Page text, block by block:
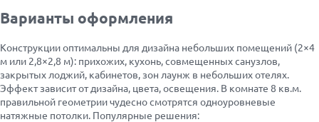
Варианты оформления
Конструкции оптимальны для дизайна небольших помещений (2×4
м или 2,8×2,8 м): прихожих, кухонь, совмещенных санузлов,
закрытых лоджий, кабинетов, зон лаунж в небольших отелях.
Эффект зависит от дизайна, цвета, освещения. В комнате 8 кв.м.
правильной геометрии чудесно смотрятся одноуровневые
натяжные потолки. Популярные решения: